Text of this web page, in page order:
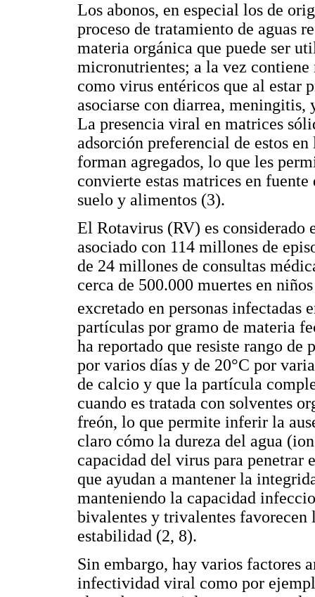
Los abonos, en especial los de
proceso de tratamiento de aguas
materia orgánica que puede ser
micronutrientes; a la vez contiene
como virus entéricos que al estar
asociarse con diarrea,
La presencia viral en matrices
adsorción preferencial de estos
forman agregados, lo que les
convierte estas matrices en
suelo y alimentos (3).
El Rotavirus (RV) es
asociado con 114 millones de
de 24 millones de consultas
cerca de 500.000 muertes en
excretado en personas infectadas
partículas por gramo de materia
ha reportado que resiste rango de
por varios días y de 20°C por
de calcio y que la partícula
cuando es tratada con solventes
freón, lo que permite inferir la
claro cómo la dureza del agua
capacidad del virus para penetrar
que ayudan a mantener la
manteniendo la capacidad
bivalentes y trivalentes
estabilidad (2, 8).
Sin embargo, hay varios factores
infectividad viral como por